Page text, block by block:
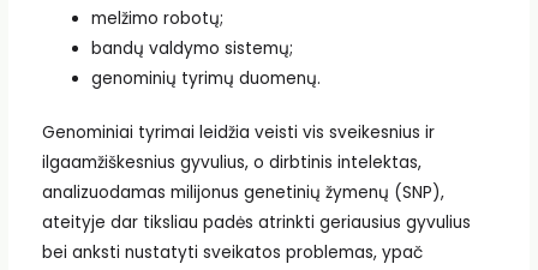
melžimo robotų;
bandų valdymo sistemų;
genominių tyrimų duomenų.
Genominiai tyrimai leidžia veisti vis sveikesnius ir
ilgaamžiškesnius gyvulius, o dirbtinis intelektas,
analizuodamas milijonus genetinių žymenų (SNP),
ateityje dar tiksliau padės atrinkti geriausius gyvulius
bei anksti nustatyti sveikatos problemas, ypač